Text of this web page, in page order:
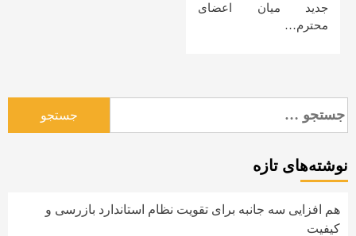
جدید میان اعضای
محترم…
جستجو
برای:
نوشته‌های تازه
هم افزایی سه جانبه برای تقویت نظام استاندارد بازرسی و
کیفیت